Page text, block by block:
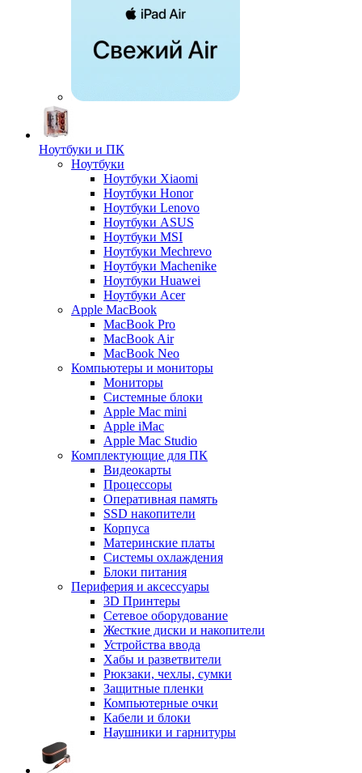
Ноутбуки и ПК
Ноутбуки
Ноутбуки Xiaomi
Ноутбуки Honor
Ноутбуки Lenovo
Ноутбуки ASUS
Ноутбуки MSI
Ноутбуки Mechrevo
Ноутбуки Machenike
Ноутбуки Huawei
Ноутбуки Acer
Apple MacBook
MacBook Pro
MacBook Air
MacBook Neo
Компьютеры и мониторы
Мониторы
Системные блоки
Apple Mac mini
Apple iMac
Apple Mac Studio
Комплектующие для ПК
Видеокарты
Процессоры
Оперативная память
SSD накопители
Корпуса
Материнские платы
Системы охлаждения
Блоки питания
Периферия и аксессуары
3D Принтеры
Сетевое оборудование
Жесткие диски и накопители
Устройства ввода
Хабы и разветвители
Рюкзаки, чехлы, сумки
Защитные пленки
Компьютерные очки
Кабели и блоки
Наушники и гарнитуры